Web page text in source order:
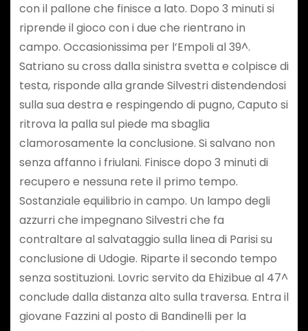
con il pallone che finisce a lato. Dopo 3 minuti si
riprende il gioco con i due che rientrano in
campo. Occasionissima per l’Empoli al 39^.
Satriano su cross dalla sinistra svetta e colpisce di
testa, risponde alla grande Silvestri distendendosi
sulla sua destra e respingendo di pugno, Caputo si
ritrova la palla sul piede ma sbaglia
clamorosamente la conclusione. Si salvano non
senza affanno i friulani. Finisce dopo 3 minuti di
recupero e nessuna rete il primo tempo.
Sostanziale equilibrio in campo. Un lampo degli
azzurri che impegnano Silvestri che fa
contraltare al salvataggio sulla linea di Parisi su
conclusione di Udogie. Riparte il secondo tempo
senza sostituzioni. Lovric servito da Ehizibue al 47^
conclude dalla distanza alto sulla traversa. Entra il
giovane Fazzini al posto di Bandinelli per la